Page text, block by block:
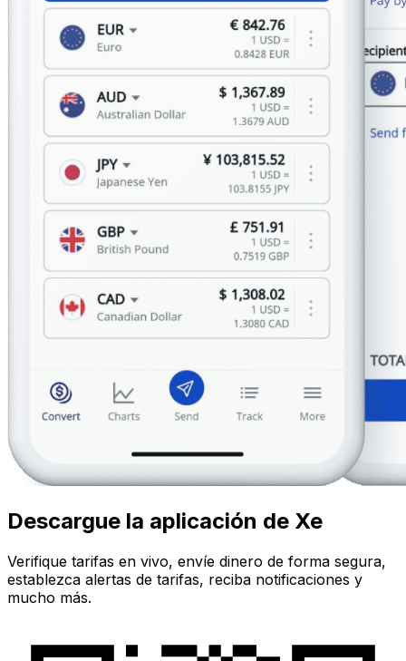
Descargue la aplicación de Xe
Verifique tarifas en vivo, envíe dinero de forma segura,
establezca alertas de tarifas, reciba notificaciones y
mucho más.